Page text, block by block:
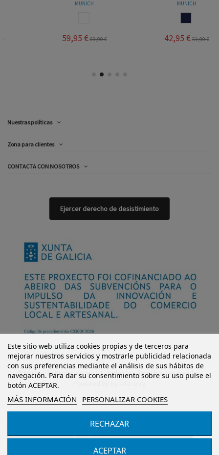
Añadir al carrito
69,90 € 51,00 €
Nuestras políticas
Zona para clientes
CONTACTA CON NOSOTROS
Este sitio web utiliza cookies propias y de terceros para
mejorar nuestros servicios y mostrarle publicidad relacionada
con sus preferencias mediante el análisis de sus hábitos de
navegación. Para dar su consentimiento sobre su uso pulse el
botón ACEPTAR.
MÁS INFORMACIÓN PERSONALIZAR COOKIES
RECHAZAR
ACEPTAR
Ejercer derecho de desistimiento
© Mi Castillo Kinder Shoes S.L. Todos los derechos reservados.